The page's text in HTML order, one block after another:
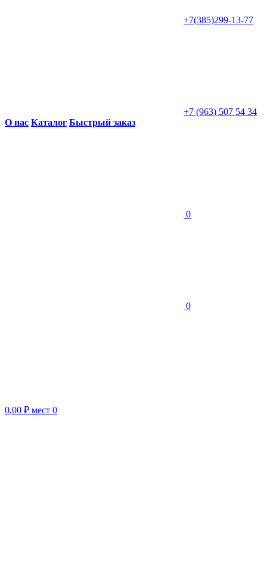
+7(385)299-13-77
+7 (963) 507 54 34
О нас Каталог Быстрый заказ
0
0
0,00 ₽ мест 0